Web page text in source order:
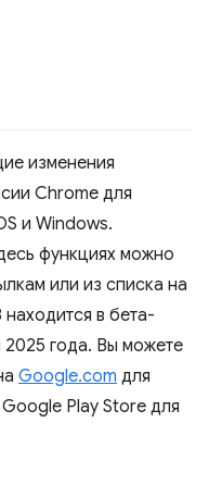
изменения
Chrome для
и Windows.
функциях можно
или из списка на
находится в бета-
года. Вы можете
Google.com для
Play Store для